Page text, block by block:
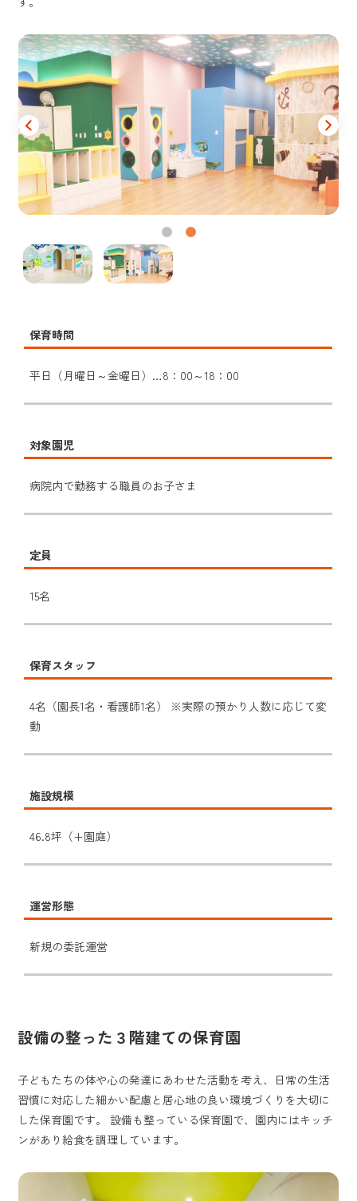
保育時間
平日（月曜日～金曜日）…8：00～18：00
対象園児
病院内で勤務する職員のお子さま
定員
15名
保育スタッフ
4名（園長1名・看護師1名） ※実際の預かり人数に応じて変
動
施設規模
46.8坪（+園庭）
運営形態
新規の委託運営
設備の整った３階建ての保育園
子どもたちの体や心の発達にあわせた活動を考え、日常の生活
習慣に対応した細かい配慮と居心地の良い環境づくりを大切に
した保育園です。 設備も整っている保育園で、園内にはキッチ
ンがあり給食を調理しています。